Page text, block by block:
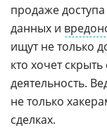
продаже
данных и
ищут не только
кто хочет
деятельность.
не только
сделках.